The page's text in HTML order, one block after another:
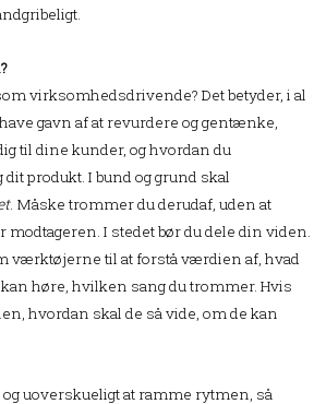
virksomhedsdrivende? Det betyder, i al
gavn af at revurdere og gentænke,
til dine kunder, og hvordan du
produkt. I bund og grund skal
. Måske trommer du derudaf, uden at
I stedet bør du dele din viden.
værktøjerne til at forstå værdien af, hvad
høre, hvilken sang du trommer. Hvis
hvordan skal de så vide, om de kan
uoverskueligt at ramme rytmen, så